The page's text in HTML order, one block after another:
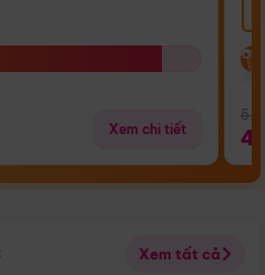
Xem chi tiết
Xem tất cả
Điểm nổi bật